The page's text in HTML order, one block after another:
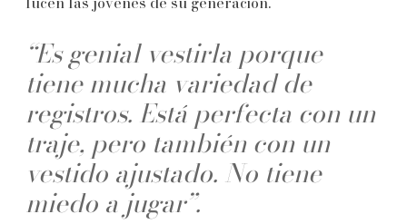
“Es genial vestirla porque
tiene mucha variedad de
registros. Está perfecta con un
traje, pero también con un
vestido ajustado. No tiene
miedo a jugar”.